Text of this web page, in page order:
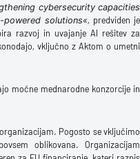
cybersecurity capacities
powered solutions«, predviden je
razvoj in uvajanje AI rešitev za
vključno z Aktom o umetni
močne mednarodne konzorcije in
Pogosto se vključimo
oblikovana. Organizacijam